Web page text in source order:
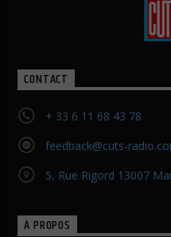
CONTACT
+ 33 6 11 68 43 78
feedback@cuts-
5, Rue Rigord 13007
À PROPOS